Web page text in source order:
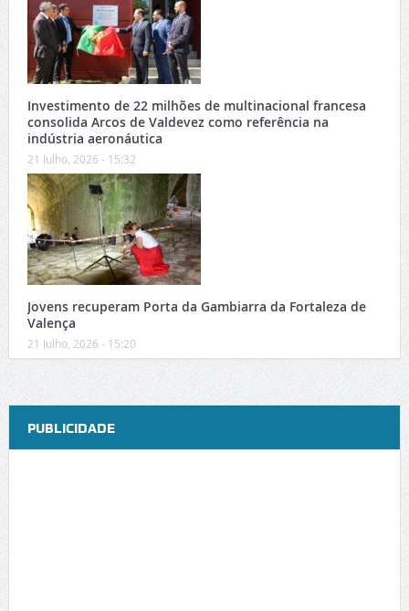
Investimento de 22 milhões de multinacional francesa
consolida Arcos de Valdevez como referência na
indústria aeronáutica
21 Julho, 2026 - 15:32
Jovens recuperam Porta da Gambiarra da Fortaleza de
Valença
21 Julho, 2026 - 15:20
PUBLICIDADE